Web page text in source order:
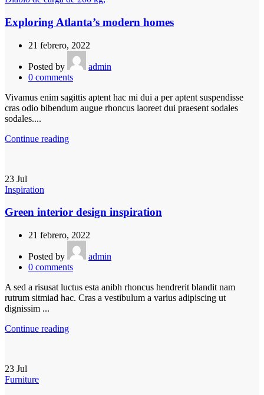
Exploring Atlanta’s modern homes
21 febrero, 2022
Posted by
admin
0 comments
Vivamus enim sagittis aptent hac mi dui a per aptent suspendisse
cras odio bibendum augue rhoncus laoreet dui praesent sodales
sodales....
Continue reading
23 Jul
Inspiration
Green interior design inspiration
21 febrero, 2022
Posted by
admin
0 comments
A sed a risusat luctus esta anibh rhoncus hendrerit blandit nam
rutrum sitmiad hac. Cras a vestibulum a varius adipiscing ut
dignissim ...
Continue reading
23 Jul
Furniture